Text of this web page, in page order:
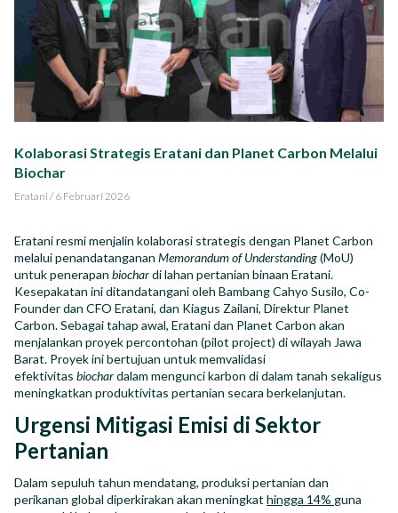
Yayasan Segenggam Beras
Media
ID EN
Kolaborasi Strategis Eratani dan Planet Carbon Melalui
Biochar
Eratani / 6 Februari 2026
Eratani resmi menjalin kolaborasi strategis dengan Planet Carbon
melalui penandatanganan Memorandum of Understanding(MoU)
untuk penerapan biochardi lahan pertanian binaan Eratani.
Kesepakatan ini ditandatangani oleh Bambang Cahyo Susilo, Co-
Founder dan CFO Eratani, dan Kiagus Zailani, Direktur Planet
Carbon. Sebagai tahap awal, Eratani dan Planet Carbon akan
menjalankan proyek percontohan (pilot project) di wilayah Jawa
Barat. Proyek ini bertujuan untuk memvalidasi
efektivitas biochardalam mengunci karbon di dalam tanah sekaligus
meningkatkan produktivitas pertanian secara berkelanjutan.
Urgensi Mitigasi Emisi di Sektor
Pertanian
Dalam sepuluh tahun mendatang, produksi pertanian dan
perikanan global diperkirakan akan meningkat hingga 14% guna